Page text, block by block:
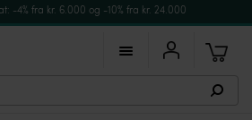
-4% fra kr. 6.000 og -10% fra kr. 24.000